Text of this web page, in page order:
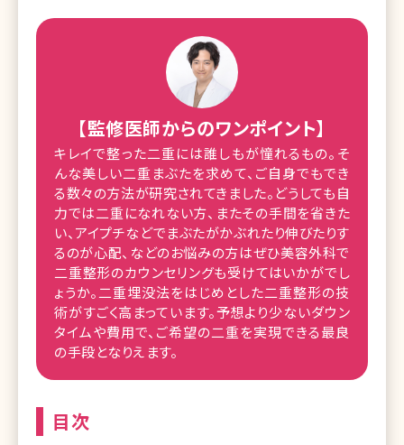
【監修医師からのワンポイント】
キレイで整った二重には誰しもが憧れるもの。そ
んな美しい二重まぶたを求めて、ご自身でもでき
る数々の方法が研究されてきました。どうしても自
力では二重になれない方、またその手間を省きた
い、アイプチなどでまぶたがかぶれたり伸びたりす
るのが心配、などのお悩みの方はぜひ美容外科で
二重整形のカウンセリングも受けてはいかがでし
ょうか。二重埋没法をはじめとした二重整形の技
術がすごく高まっています。予想より少ないダウン
タイムや費用で、ご希望の二重を実現できる最良
の手段となりえます。
目次